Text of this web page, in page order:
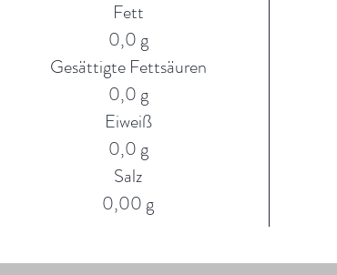
Fett
0,0 g
Gesättigte Fettsäuren
0,0 g
Eiweiß
0,0 g
Salz
0,00 g